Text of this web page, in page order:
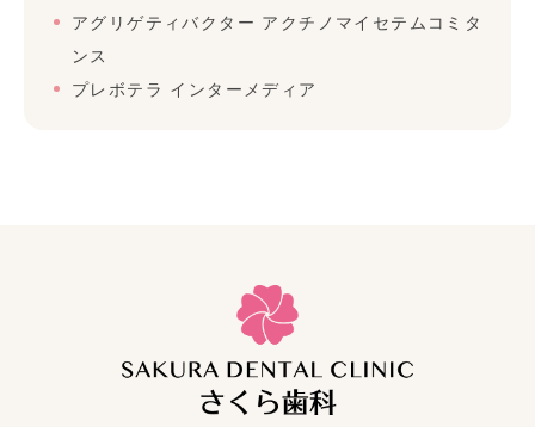
アグリゲティバクター アクチノマイセテムコミタ
ンス
プレボテラ インターメディア